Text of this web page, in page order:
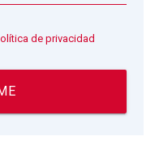
de privacidad